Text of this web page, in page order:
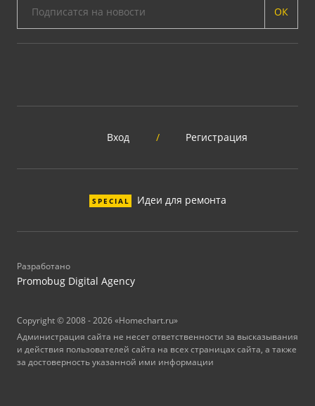
ОК
Вход / Регистрация
SPECIAL Идеи для ремонта
Разработано
Promobug Digital Agency
Copyright © 2008 - 2026 «Homechart.ru»
Администрация сайта не несет ответственности за высказывания
и действия пользователей сайта на всех страницах сайта, а также
за достоверность указанной ими информации